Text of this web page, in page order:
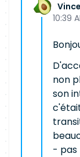
10:39
non
son
- pas